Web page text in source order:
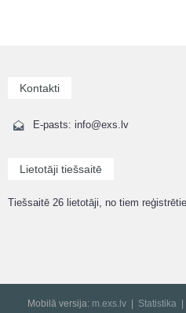
Kontakti
E-pasts: info@exs.lv
Lietotāji tiešsaitē
Tiešsaitē 26 lietotāji, no tiem
Mobilā versija: m.exs.lv Statistika